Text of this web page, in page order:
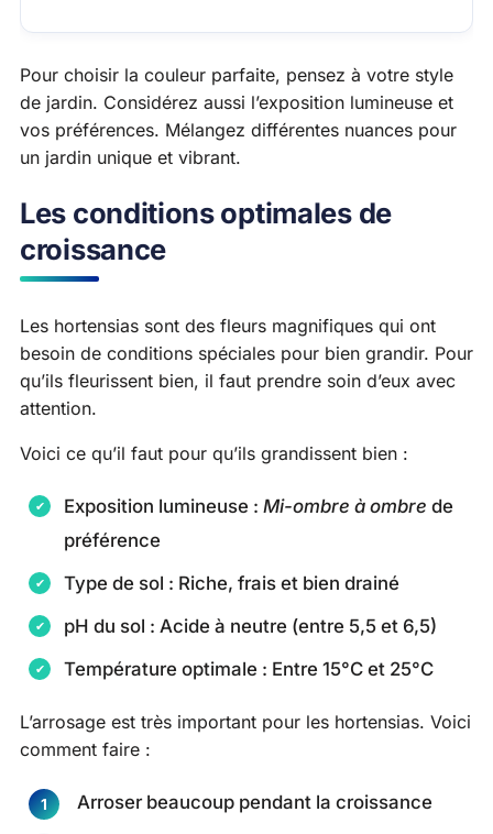
Pour choisir la couleur parfaite, pensez à votre style
de jardin. Considérez aussi l’exposition lumineuse et
vos préférences. Mélangez différentes nuances pour
un jardin unique et vibrant.
Les conditions optimales de
croissance
Les hortensias sont des fleurs magnifiques qui ont
besoin de conditions spéciales pour bien grandir. Pour
qu’ils fleurissent bien, il faut prendre soin d’eux avec
attention.
Voici ce qu’il faut pour qu’ils grandissent bien :
Exposition lumineuse : Mi-ombre à ombre de
préférence
Type de sol : Riche, frais et bien drainé
pH du sol : Acide à neutre (entre 5,5 et 6,5)
Température optimale : Entre 15°C et 25°C
L’arrosage est très important pour les hortensias. Voici
comment faire :
Arroser beaucoup pendant la croissance